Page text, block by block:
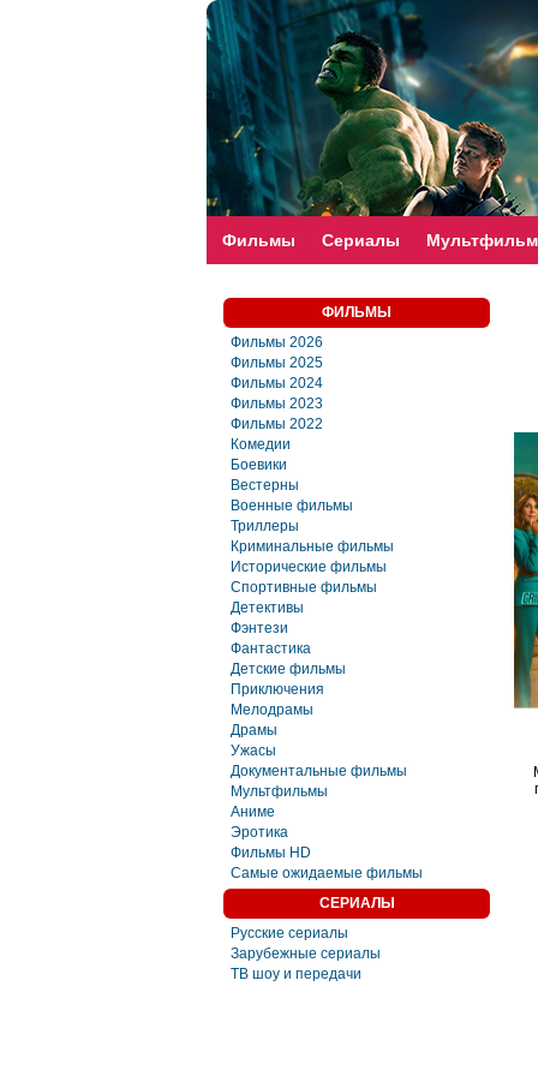
faste-torrent.com
Фильмы Сериалы
ФИЛЬМЫ
Фильмы 2026
Фильмы 2025
Фильмы 2024
Фильмы 2023
Фильмы 2022
Комедии
Боевики
Вестерны
Военные фильмы
Триллеры
Криминальные фильмы
Исторические фильмы
Спортивные фильмы
Детективы
Фэнтези
Фaнтастика
Детские фильмы
Приключения
Мелодрамы
Драмы
Ужасы
Документальные фильмы
Мультфильмы
Аниме
Эротика
Фильмы HD
Самые ожидаемые фильмы
СЕРИАЛЫ
Русские сериалы
Зарубежные сериалы
ТВ шоу и передачи